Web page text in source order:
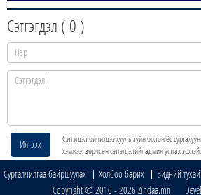
Сэтгэгдэл ( 0 )
Илгээх
Сэтгэгдэл бичихдээ хууль зүйн болон ёс
хэмжээг зөрчсөн сэтгэгдэлийг админ устгах эрхтэй.
Сурталчилгаа байршуулах Холбоо барих Бидний тухай
Copyright © 2010 - 2026 Zindaa.mn